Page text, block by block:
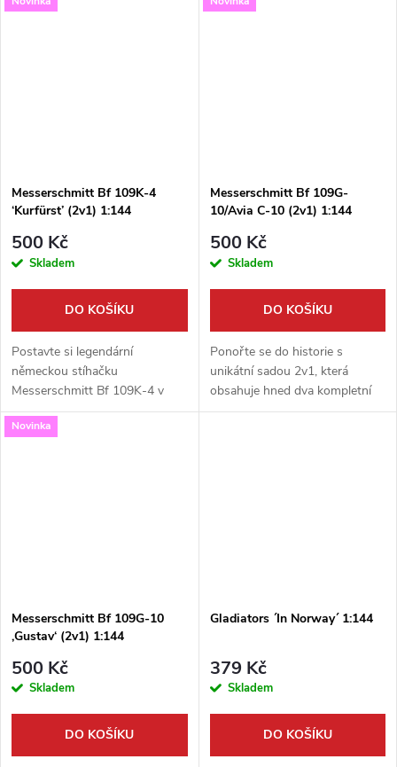
exkluzivní balení ´Obrana Říše´
´Východní fronta´ od Mark I
Messerschmitt Bf 109K-4
‘Kurfürst’ (2v1) 1:144
500 Kč
Skladem
DO KOŠÍKU
Postavte si legendární
německou stíhačku
Messerschmitt Bf 109K-4 v
detailním měřítku 1:144. Toto
exkluzivní balení ´2v1´ od Mark I
Messerschmitt Bf 109G-
10/Avia C-10 (2v1) 1:144
500 Kč
Skladem
DO KOŠÍKU
Ponořte se do historie s
unikátní sadou 2v1, která
obsahuje hned dva kompletní
modely legendární stíhačky v
Novinka
Messerschmitt Bf 109G-10
,Gustav‘ (2v1) 1:144
500 Kč
Skladem
DO KOŠÍKU
Gladiators ´In Norway´ 1:144
379 Kč
Skladem
DO KOŠÍKU